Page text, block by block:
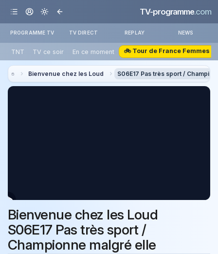
TV-programme.com
PROGRAMME TV TV DIRECT REPLAY NEWS
TNT TV ce soir En ce moment 🚲 Tour de France Femmes
Bienvenue chez les Loud S06E17 Pas très sport /
Bienvenue chez les Loud
S06E17 Pas très sport /
Championne malgré elle